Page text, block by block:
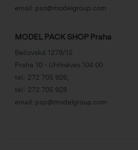
email: pso@modelgroup.com
MODEL PACK SHOP Praha
Bečovská 1279/15
Praha 10 - Uhříněves 104 00
tel.: 272 705 926
tel.: 272 705 928
email: psp@modelgroup.com